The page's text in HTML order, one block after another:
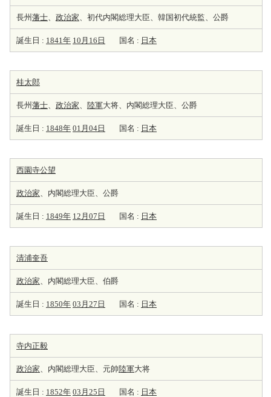
長州 藩士、 政治家、初代内閣総理大臣、韓国初代統監、公爵
誕生日 : 1841年 10月16日 国名 : 日本
桂太郎
長州 藩士、 政治家、 陸軍大将、内閣総理大臣、公爵
誕生日 : 1848年 01月04日 国名 : 日本
西園寺公望
政治家、内閣総理大臣、公爵
誕生日 : 1849年 12月07日 国名 : 日本
清浦奎吾
政治家、内閣総理大臣、伯爵
誕生日 : 1850年 03月27日 国名 : 日本
寺内正毅
政治家、内閣総理大臣、元帥陸軍大将
誕生日 : 1852年 03月25日 国名 : 日本